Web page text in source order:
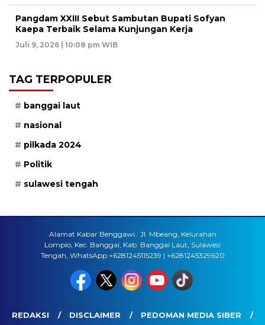
Pangdam XXIII Sebut Sambutan Bupati Sofyan
Kaepa Terbaik Selama Kunjungan Kerja
Juli 9, 2026 | 10:08 pm WIB
TAG TERPOPULER
banggai laut
nasional
pilkada 2024
Politik
sulawesi tengah
Alamat Kabar Benggawi : Jl. Mbeang, Kelurahan
Lompio, Kec. Banggai, Kab. Banggai Laut, Sulawesi
Tengah, WhatsApp +6281245115239 | +6281245329620
REDAKSI DISCLAIMER
PEDOMAN MEDIA SIBER